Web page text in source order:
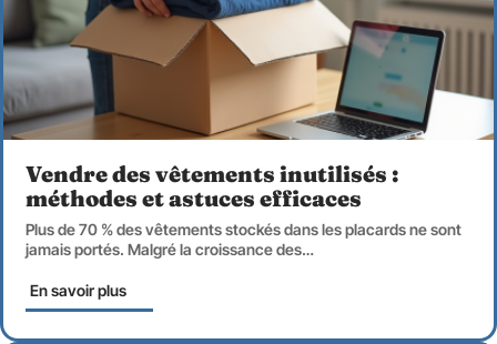
Vendre des vêtements inutilisés :
méthodes et astuces efficaces
Plus de 70 % des vêtements stockés dans les placards ne sont
jamais portés. Malgré la croissance des…
En savoir plus